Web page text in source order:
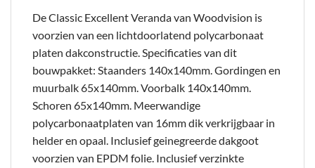
De Classic Excellent Veranda van Woodvision is
voorzien van een lichtdoorlatend polycarbonaat
platen dakconstructie. Specificaties van dit
bouwpakket: Staanders 140x140mm. Gordingen en
muurbalk 65x140mm. Voorbalk 140x140mm.
Schoren 65x140mm. Meerwandige
polycarbonaatplaten van 16mm dik verkrijgbaar in
helder en opaal. Inclusief geinegreerde dakgoot
voorzien van EPDM folie. Inclusief verzinkte